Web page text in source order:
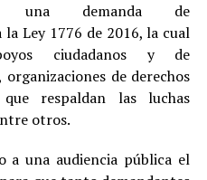
una demanda de
Ley 1776 de 2016, la cual
ciudadanos y de
organizaciones de derechos
que respaldan las luchas
otros.
a una audiencia pública el